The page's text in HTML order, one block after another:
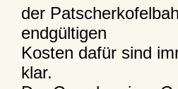
der
endgültigen
Kosten dafür sind
klar.